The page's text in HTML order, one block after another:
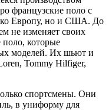
французские поло с
Европу, но и США. До
не изменяет своих
поло, которые
моделей. Их шьют и
Tommy Hilfiger,
спортсмены. Они
в униформу для